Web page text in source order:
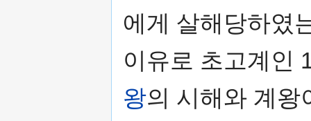
에게 살해당하였
이유로 초고계인
왕의 시해와 계왕